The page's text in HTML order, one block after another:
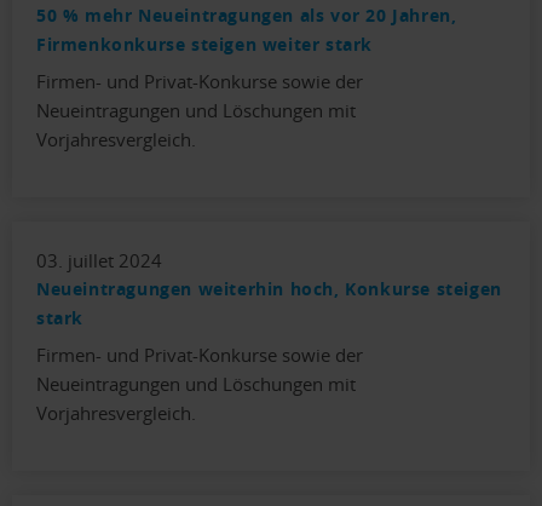
50 % mehr Neueintragungen als vor 20 Jahren,
Firmenkonkurse steigen weiter stark
Firmen- und Privat-Konkurse sowie der
Neueintragungen und Löschungen mit
Vorjahresvergleich.
03. juillet 2024
Neueintragungen weiterhin hoch, Konkurse steigen
stark
Firmen- und Privat-Konkurse sowie der
Neueintragungen und Löschungen mit
Vorjahresvergleich.